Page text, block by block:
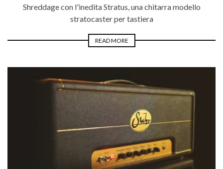
Shreddage con l'inedita Stratus, una chitarra modello
stratocaster per tastiera
READ MORE